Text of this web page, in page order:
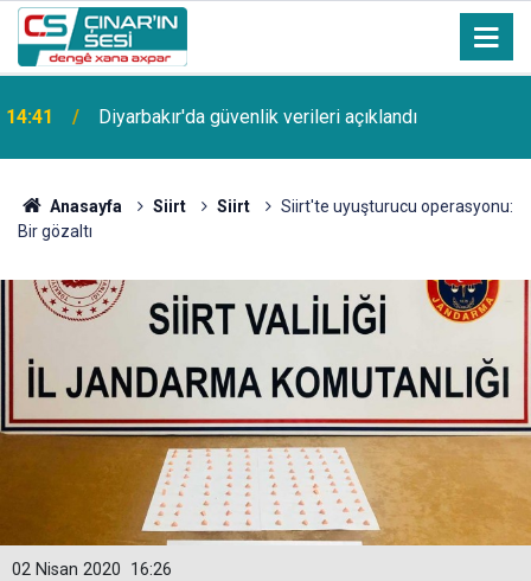
14:41 Diyarbakır'da güvenlik verileri açıklandı
Anasayfa Siirt Siirt
Siirt'te uyuşturucu operasyonu:
Bir gözaltı
16:26
02 Nisan 2020